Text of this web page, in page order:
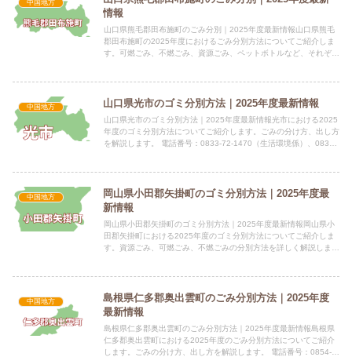
中国地方
情報
山口県熊毛郡田布施町のごみ分別｜2025年度最新情報山口県熊毛
郡田布施町の2025年度におけるごみ分別方法についてご紹介しま
す。可燃ごみ、不燃ごみ、資源ごみ、ペットボトルなど、それぞれ
中国地方 山口県光市のゴミ分別方法｜2025年度最新情報
山口県光市のゴミ分別方法｜2025年度最新情報光市における2025
年度のゴミ分別方法についてご紹介します。ごみの分け方、出し方
を解説します。 電話番号：0833-72-1470（生活環境係）、0833-
中国地方
岡山県小田郡矢掛町のゴミ分別方法｜2025年度最
新情報
岡山県小田郡矢掛町のゴミ分別方法｜2025年度最新情報岡山県小
田郡矢掛町における2025年度のゴミ分別方法についてご紹介しま
す。資源ごみ、可燃ごみ、不燃ごみの分別方法を詳しく解説しま
中国地方
島根県仁多郡奥出雲町のごみ分別方法｜2025年度
最新情報
島根県仁多郡奥出雲町のごみ分別方法｜2025年度最新情報島根県
仁多郡奥出雲町における2025年度のごみ分別方法についてご紹介
します。ごみの分け方、出し方を解説します。 電話番号：0854-